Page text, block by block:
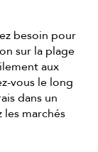
besoin pour
sur la plage
aux
vous le long
dans un
marchés